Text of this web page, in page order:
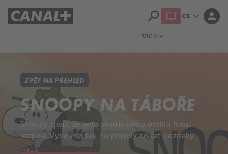
Více expand_more
search CS expand_more person
ZPĚT NA PŘEHLED
SNOOPY NA TÁBOŘE
Snoopy zjistí, že jeho skautskému oddílu hrozí
rozpad. Vydají se tak do přírody získat odznaky.